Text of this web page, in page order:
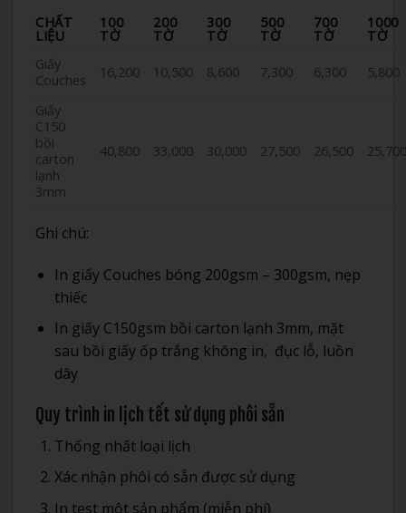
CHẤT
LIỆU
100
TỜ
200
TỜ
300
TỜ
500
TỜ
700
TỜ
1000
TỜ
Giấy
Couches
16,200 10,500 8,600 7,300 6,300 5,800
Giấy
C150
bồi
carton
lạnh
3mm
40,800 33,000 30,000 27,500 26,500
Ghi chú:
In giấy Couches bóng 200gsm – 300gsm, nẹp
thiếc
In giấy C150gsm bồi carton lạnh 3mm, mặt
sau bồi giấy ốp trắng không in, đục lỗ, luồn
dây
Quy trình in lịch tết sử dụng phôi sẵn
Thống nhất loại lịch
Xác nhận phôi có sẵn được sử dụng
In test một sản phẩm (miễn phí)